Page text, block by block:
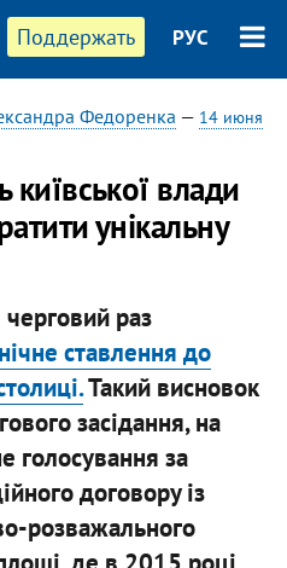
Поддержать РУС
Федоренка — 14 июня
київської влади
унікальну
раз
ставлення до
Такий висновок
засідання, на
голосування за
договору із
розважального